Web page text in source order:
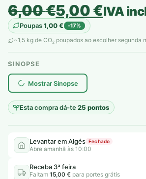
6,00€
O
preço
original
era:
6,00 €.
5,00€
O
preço
atual
é:
5,00 €.
IVA
Poupas1,00€ -17%
~1,5 kg de CO2 poupados ao escolher segunda
SINOPSE
Mostrar Sinopse
Esta compra dá-te25 pontos
plantar árvores reais
Levantar em Algés Fechado
Abre amanhã às 10:00
Receba 3ª feira
Faltam 15,00 € para portes grátis